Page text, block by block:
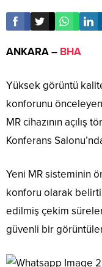
ANKARA – BHA
Yüksek görüntü
konforunu
MR cihazının açılış
Konferans
Yeni MR sisteminin
konforu olarak
edilmiş çekim
güvenli bir